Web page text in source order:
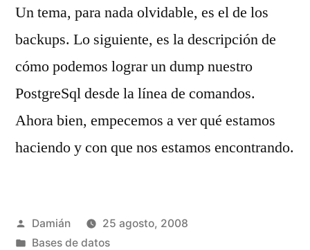
Un tema, para nada olvidable, es el de los
backups. Lo siguiente, es la descripción de
cómo podemos lograr un dump nuestro
PostgreSql desde la línea de comandos.
Ahora bien, empecemos a ver qué estamos
haciendo y con que nos estamos encontrando.
Publicado
por
Damián
25 agosto, 2008
Publicado
Bases de datos